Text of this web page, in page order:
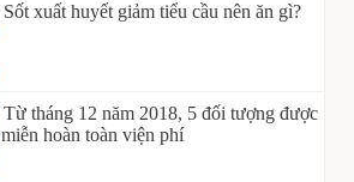
Sốt xuất huyết giảm tiểu cầu nên ăn gì?
Từ tháng 12 năm 2018, 5 đối tượng được
miễn hoàn toàn viện phí